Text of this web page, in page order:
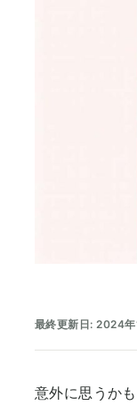
最終更新日: 2024年
意外に思うか